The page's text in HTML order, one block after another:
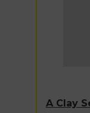
A Clay